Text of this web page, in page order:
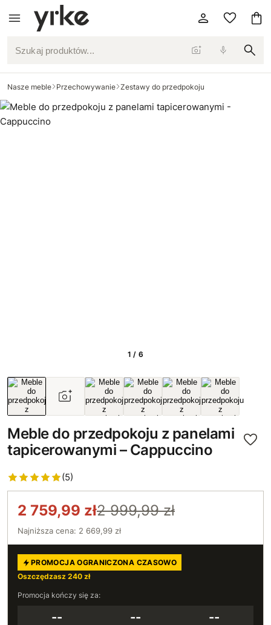
Szukaj produktów...
Nasze meble Przechowywanie Zestawy do przedpokoju
1 / 6
Meble do przedpokoju z panelami
tapicerowanymi – Cappuccino
(5)
2 759,99 zł2 999,99 zł
Najniższa cena: 2 669,99 zł
PROMOCJA OGRANICZONA CZASOWO
Oszczędzasz 240 zł
Promocja kończy się za:
-- -- --